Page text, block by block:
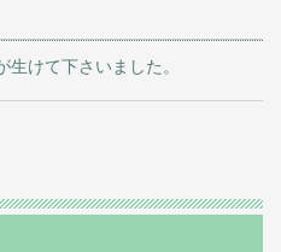
けて下さいました。